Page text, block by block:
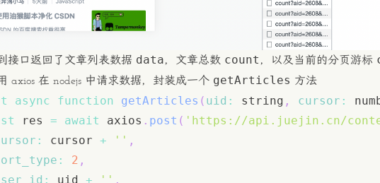
接口返回了文章列表数据 data，文章总数 count ，以及当前的分页游标
axios 在 nodejs 中请求数据，封装成一个 getArticles 方法
async function getArticles ( uid : string , cursor :
res = await axios . post ( 'https://api.juejin.cn/
: cursor + '' ,
: 2 ,
: uid + '' ,